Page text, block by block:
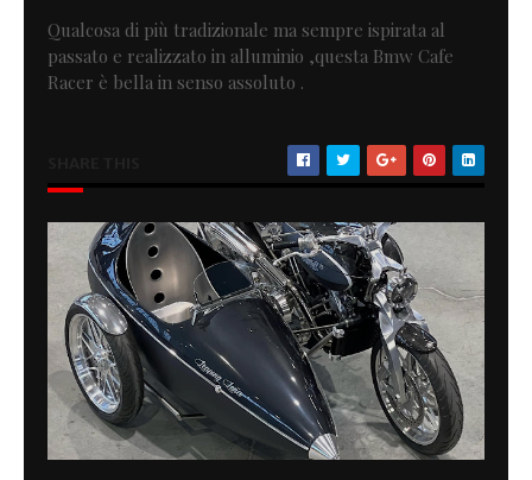
Qualcosa di più tradizionale ma sempre ispirata al
passato e realizzato in alluminio ,questa Bmw Cafe
Racer è bella in senso assoluto .